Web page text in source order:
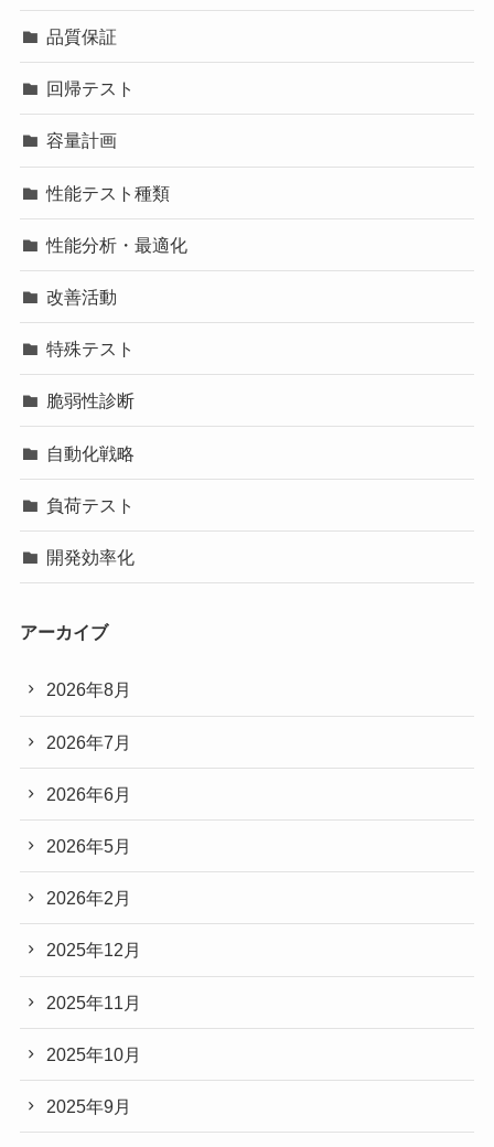
品質保証
回帰テスト
容量計画
性能テスト種類
性能分析・最適化
改善活動
特殊テスト
脆弱性診断
自動化戦略
負荷テスト
開発効率化
アーカイブ
2026年8月
2026年7月
2026年6月
2026年5月
2026年2月
2025年12月
2025年11月
2025年10月
2025年9月